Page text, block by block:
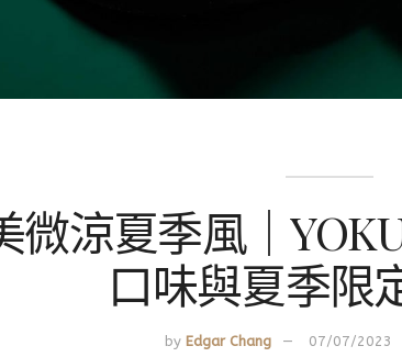
微涼夏季風｜
口味與夏季限
by Edgar Chang 07/07/2023